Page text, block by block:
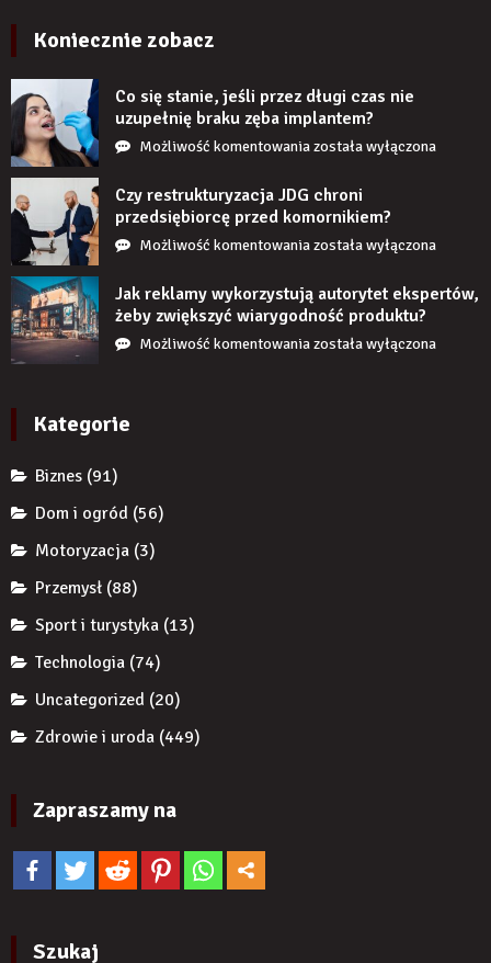
zamontowaniu?
Koniecznie zobacz
Co się stanie, jeśli przez długi czas nie
uzupełnię braku zęba implantem?
Możliwość komentowaniaCo
stanie,
jeśli
przez
czas
nie
uzupełnię
braku
została wyłączona
Czy restrukturyzacja JDG chroni
przedsiębiorcę przed komornikiem?
Możliwość komentowaniaCzy
JDG
chroni
przedsiębiorcę
została wyłączona
Jak reklamy wykorzystują autorytet ekspertów,
żeby zwiększyć wiarygodność produktu?
Możliwość komentowaniaJak
została wyłączona
Kategorie
Biznes (91)
Dom i ogród (56)
Motoryzacja (3)
Przemysł (88)
Sport i turystyka (13)
Technologia (74)
Uncategorized (20)
Zdrowie i uroda (449)
Zapraszamy na
Szukaj